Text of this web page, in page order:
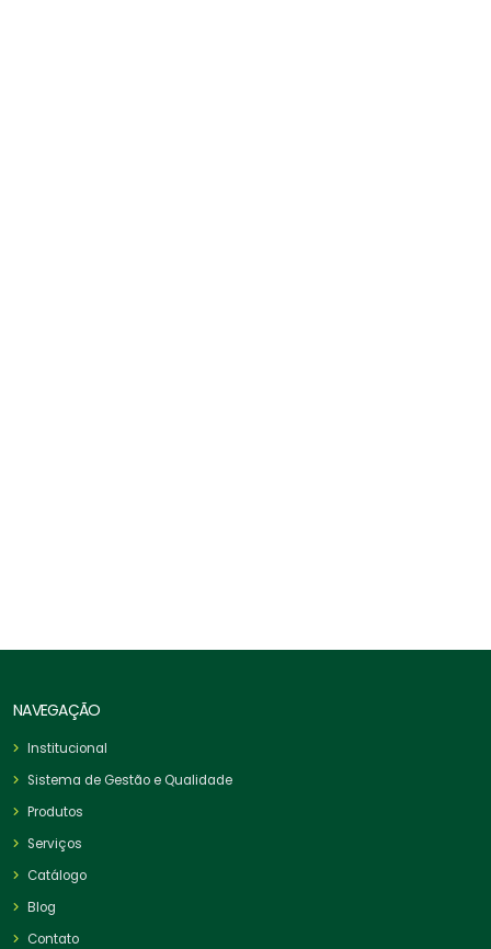
NAVEGAÇÃO
Institucional
Sistema de Gestão e Qualidade
Produtos
Serviços
Catálogo
Blog
Contato